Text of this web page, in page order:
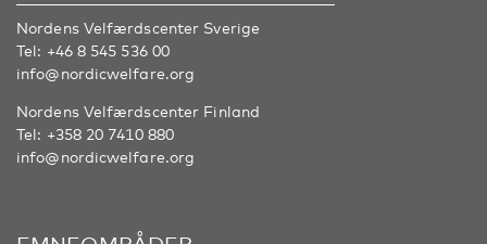
Nordens Velfærdscenter Sverige
Tel: +46 8 545 536 00
info@nordicwelfare.org
Nordens Velfærdscenter Finland
Tel: +358 20 7410 880
info@nordicwelfare.org